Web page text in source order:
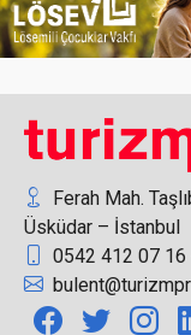
Bu Yıl Erken
Turizmde
2026’da
Ferah Mah.
Üsküdar – İstanbul
0542 412 07